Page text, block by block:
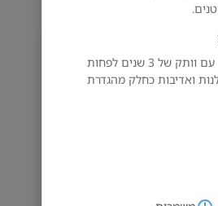
רישיון נהיגה חובה עם וותק של 3 שנים לפחות
ואדיבות כחלק מהגדרת